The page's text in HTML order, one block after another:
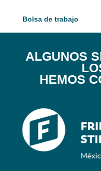
Bolsa de trabajo
ALGUNOS
HEMOS